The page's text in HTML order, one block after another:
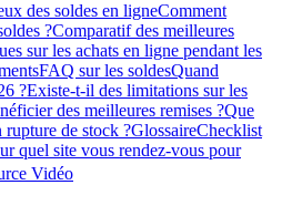
des soldes en ligneComment
?Comparatif des meilleures
sur les achats en ligne pendant les
FAQ sur les soldesQuand
?Existe-t-il des limitations sur les
des meilleures remises ?Que
rupture de stock ?GlossaireChecklist
quel site vous rendez-vous pour
Vidéo